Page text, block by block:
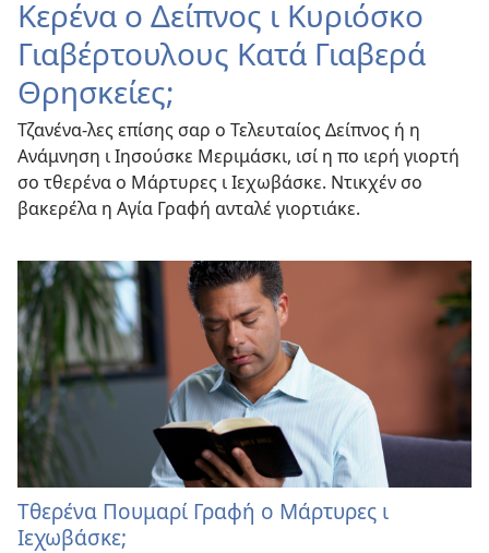
Κερένα ο Δείπνος ι Κυριόσκο
Γιαβέρτουλους Κατά Γιαβερά
Θρησκείες;
Τζανένα-λες επίσης σαρ ο Τελευταίος Δείπνος ή η
Ανάμνηση ι Ιησούσκε Μεριμάσκι, ισί η πο ιερή γιορτή
σο τθερένα ο Μάρτυρες ι Ιεχωβάσκε. Ντικχέν σο
βακερέλα η Αγία Γραφή ανταλέ γιορτιάκε.
Τθερένα Πουμαρί Γραφή ο Μάρτυρες ι
Ιεχωβάσκε;